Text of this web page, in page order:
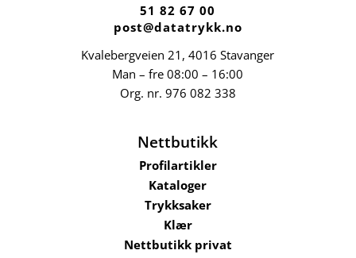
51 82 67 00
post@datatrykk.no
Kvalebergveien 21 , 4016 Stavanger
Man – fre 08:00 – 16:00
Org. nr. 976 082 338
Nettbutikk
Profilartikler
Kataloger
Trykksaker
Klær
Nettbutikk privat